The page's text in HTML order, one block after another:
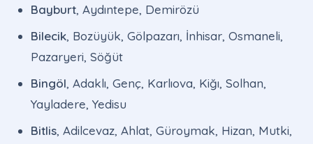
Bayburt, Aydıntepe, Demirözü
Bilecik, Bozüyük, Gölpazarı, İnhisar, Osmaneli,
Pazaryeri, Söğüt
Bingöl, Adaklı, Genç, Karlıova, Kiğı, Solhan,
Yayladere, Yedisu
Bitlis, Adilcevaz, Ahlat, Güroymak, Hizan, Mutki,